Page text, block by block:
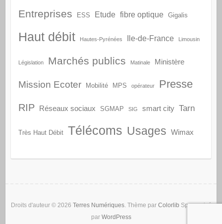
Entreprises ESS Etude fibre optique Gigalis
Haut débit Hautes-Pyrénées Ile-de-France Limousin
Législation Marchés publics Matinale Ministère
Mission Ecoter Mobilité MPS opérateur Presse
RIP Réseaux sociaux SGMAP SIG smart city Tarn
Très Haut Débit Télécoms Usages Wimax
Droits d'auteur © 2026 Terres Numériques. Thème par Colorlib Sponsorisé
par WordPress